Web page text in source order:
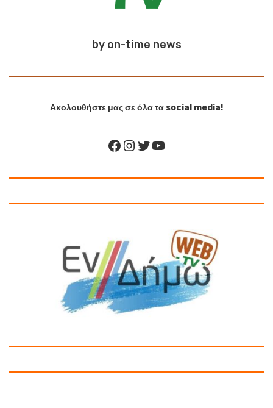
by on-time news
Ακολουθήστε μας σε όλα τα social media!